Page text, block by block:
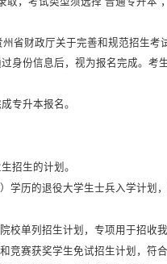
省财政厅关于完善和规范招生考
身份信息后，视为报名完成。考
专升本报名。
招生的计划。
学历的退役大学生士兵入学计划
校单列招生计划，专项用于招收
竞赛获奖学生免试招生计划，符